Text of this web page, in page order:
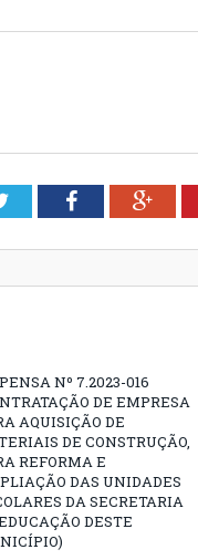
TwitterFacebook
Nº 7.2023-016
DE EMPRESA
AQUISIÇÃO DE
DE CONSTRUÇÃO,
REFORMA E
DAS UNIDADES
DA SECRETARIA
DESTE